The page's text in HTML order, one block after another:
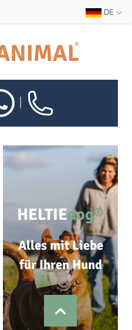
DE
HELTIEdog®
Alles mit Liebe
für Ihren Hund